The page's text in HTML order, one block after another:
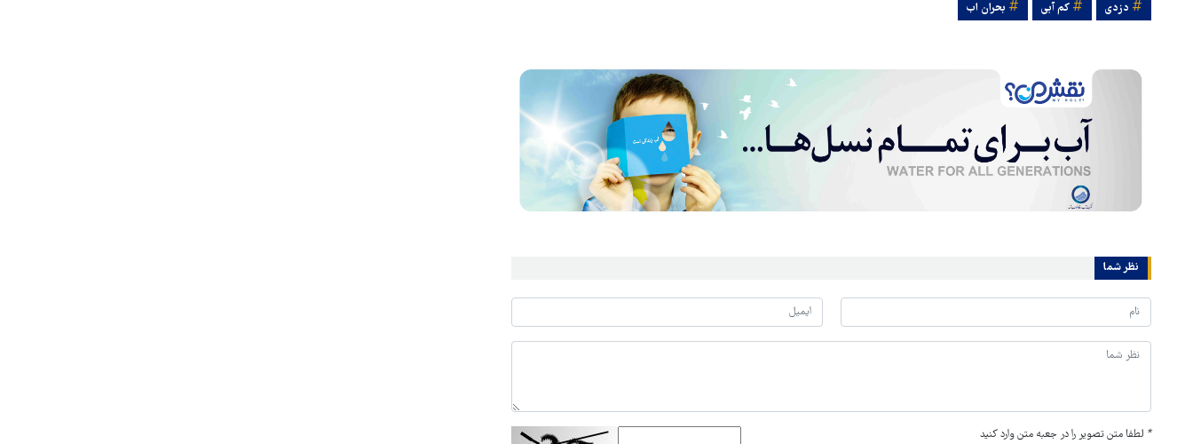
دزدی کم آبی بحران اب
نظر شما
* لطفا متن تصویر را در جعبه متن وارد کنید